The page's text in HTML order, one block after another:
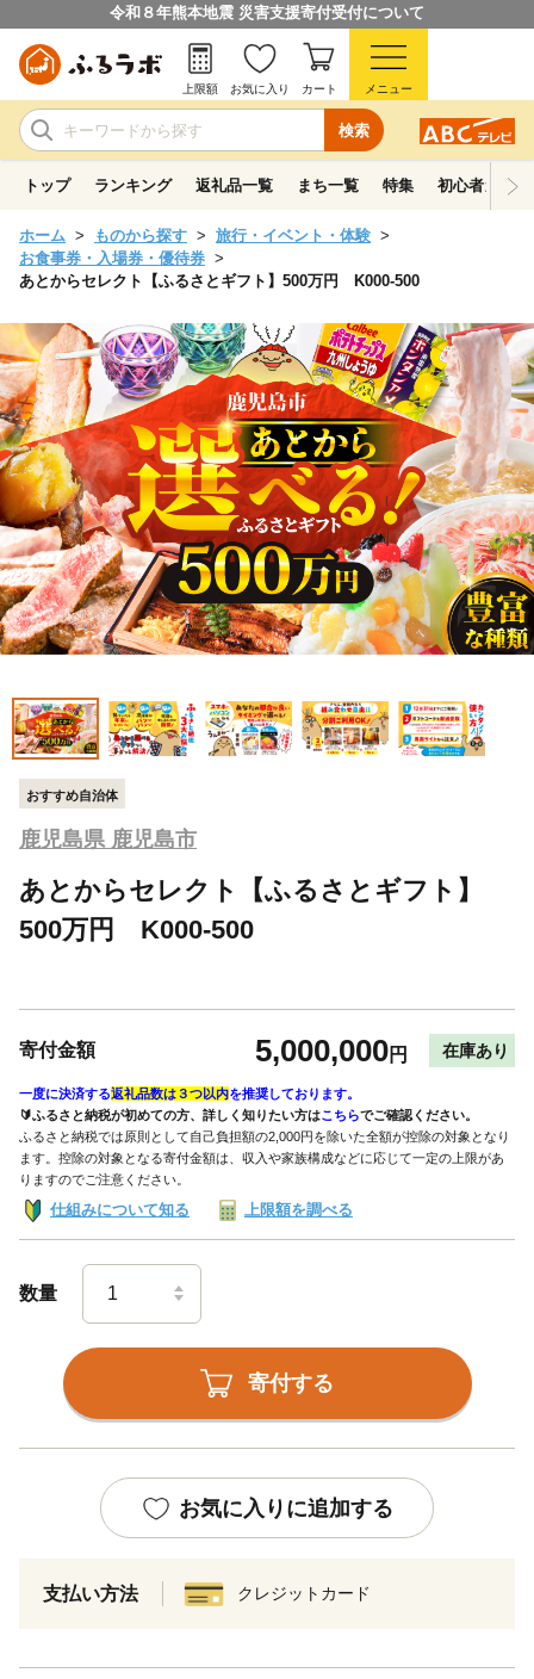
令和８年熊本地震 災害支援寄付受付について
検索
上限額 お気に入り カート メニュー
トップ ランキング 返礼品一覧 まち一覧 特集 初心者ガイド
ホーム ものから探す
旅行・イベント・体験
お食事券・入場券・優待券
あとからセレクト【ふるさとギフト】500万円 K000-500
おすすめ自治体
鹿児島県 鹿児島市
あとからセレクト【ふるさとギフト】
500万円 K000-500
寄付金額 5,000,000円 在庫あり
一度に決済する返礼品数は３つ以内を推奨しております。
🔰ふるさと納税が初めての方、詳しく知りたい方はこちらでご確認ください。
ふるさと納税では原則として自己負担額の2,000円を除いた全額が控除の対象となり
ます。控除の対象となる寄付金額は、収入や家族構成などに応じて一定の上限があ
りますのでご注意ください。
仕組みについて知る 上限額を調べる
数量
寄付する
お気に入りに追加する
支払い方法 クレジットカード